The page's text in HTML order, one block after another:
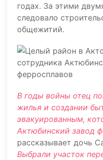
годах. За этими
следовало
общежитий.
В годы войны отец
жилья и создании
эвакуированным,
Актюбинский завод
рассказывает дочь
Выбрали участок